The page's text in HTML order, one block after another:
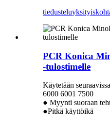
tiedustelu
PCR Konica
-tulostimelle
Käytetään
6000 6001 7500
● Myynti suoraan
●Pitkä käyttöikä